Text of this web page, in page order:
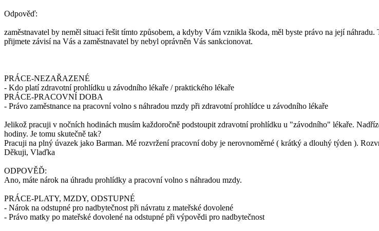
Odpověď:
zaměstnavatel by neměl situaci řešit tímto způsobem, a kdyby Vám vznikla škoda, měl byste právo na její
přijmete závisí na Vás a zaměstnavatel by nebyl oprávněn Vás sankcionovat.
PRÁCE-NEZAŘAZENÉ
- Kdo platí zdravotní prohlídku u závodního lékaře / praktického lékaře
PRÁCE-PRACOVNÍ DOBA
- Právo zaměstnance na pracovní volno s náhradou mzdy při zdravotní prohlídce u závodního lékaře
Jelikož pracuji v nočních hodinách musím každoročně podstoupit zdravotní prohlídku u "závodního" lékaře.
hodiny. Je tomu skutečně tak?
Pracuji na plný úvazek jako Barman. Mé rozvržení pracovní doby je nerovnoměrné ( krátký a dlouhý týden ).
Děkuji, Vlaďka
ODPOVĚĎ:
Ano, máte nárok na úhradu prohlídky a pracovní volno s náhradou mzdy.
PRÁCE-PLATY, MZDY, ODSTUPNÉ
- Nárok na odstupné pro nadbytečnost při návratu z mateřské dovolené
- Právo matky po mateřské dovolené na odstupné při výpovědi pro nadbytečnost